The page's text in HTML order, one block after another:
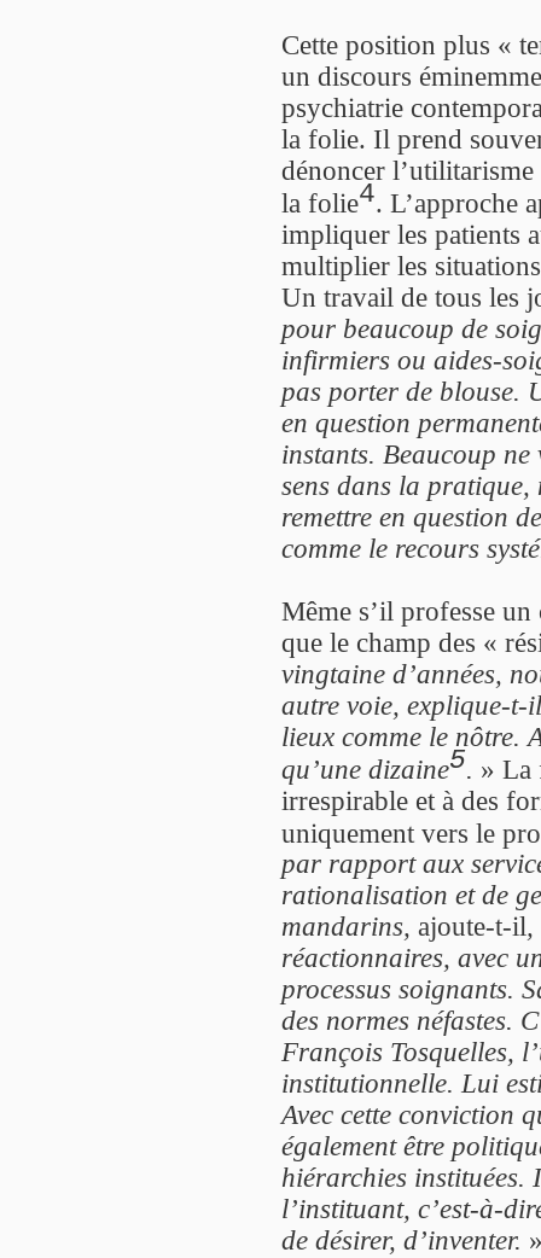
Cette position plus «
un discours
psychiatrie
la folie. Il prend
dénoncer
la folie4. L’approche
impliquer les patients
multiplier les
Un travail de tous les
pour beaucoup de
infirmiers ou aides-
pas porter de blouse.
en question
instants. Beaucoup
sens dans la pratique,
remettre en question
comme le recours
Même s’il professe
que le champ des «
vingtaine d’années,
autre voie, explique-t-
lieux comme le nôtre.
qu’une dizaine5. » La
irrespirable et à des
uniquement vers le
par rapport aux
rationalisation et de
mandarins, ajoute-t-il,
réactionnaires, avec
processus soignants.
des normes néfastes.
François Tosquelles,
institutionnelle. Lui
Avec cette conviction
également être
hiérarchies instituées.
l’instituant, c’est-à-
de désirer, d’inventer.